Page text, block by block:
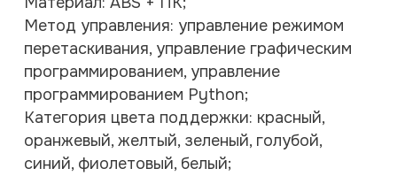
Метод управления: управление режимом
перетаскивания, управление графическим
программированием, управление
программированием Python;
Категория цвета поддержки: красный,
оранжевый, желтый, зеленый, голубой,
синий, фиолетовый, белый;